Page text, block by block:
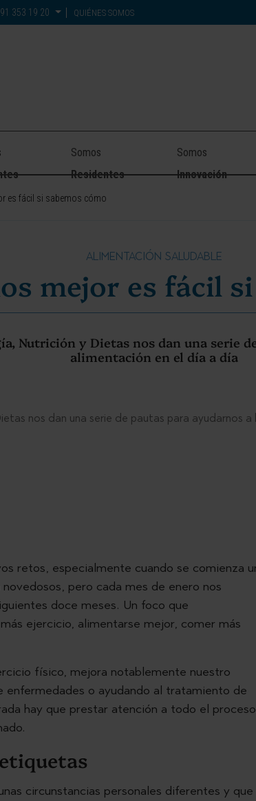
353 19 20 QUIÉNES SOMOS
Somos
Residentes
Somos
Innovación
es fácil si sabemos cómo
ALIMENTACIÓN SALUDABLE
mejor es fácil
Nutrición y Dietas nos dan una serie
alimentación en el día a día
nos dan una serie de pautas para ayudarnos
retos, especialmente cuando se comienza
pero cada mes de enero nos
doce meses. Un foco que
ejercicio, alimentarse mejor, comer más
físico, mejora notablemente nuestro
o ayudando al tratamiento de
hay que prestar atención a todo el
circunstancias personales diferentes y que